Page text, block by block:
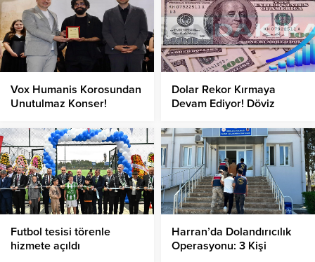
Vox Humanis Korosundan
Unutulmaz Konser!
Dolar Rekor Kırmaya
Devam Ediyor! Döviz
Nedir?
Futbol tesisi törenle
hizmete açıldı
Harran’da Dolandırıcılık
Operasyonu: 3 Kişi